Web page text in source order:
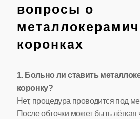
вопросы о
коронках
1. Больно ли ставить
коронку?
Нет, процедура проводится под
После обточки может быть лёгкая